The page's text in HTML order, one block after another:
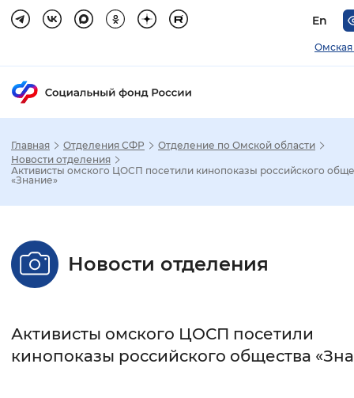
En
Омская
Стандартный Увеличенный
Без засечек С засечками
Главная Отделения СФР
Отделение по Омской области
Новости отделения
Активисты омского ЦОСП посетили кинопоказы российского
«Знание»
Новости отделения
Активисты омского ЦОСП посетили
кинопоказы российского общества